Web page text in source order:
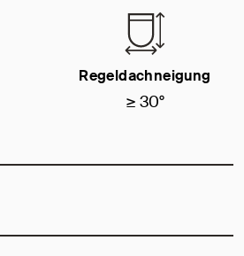
Regeldachneigung
≥ 30°